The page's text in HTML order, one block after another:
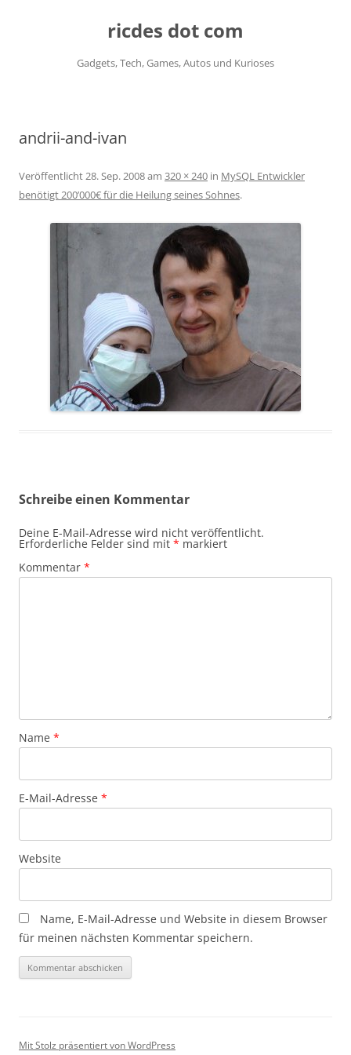
ricdes dot com
Gadgets, Tech, Games, Autos und Kurioses
andrii-and-ivan
Veröffentlicht28. Sep. 2008am 320 × 240 in MySQL Entwickler
benötigt 200’000€ für die Heilung seines Sohnes.
Schreibe einen Kommentar
Deine E-Mail-Adresse wird nicht veröffentlicht.
Erforderliche Felder sind mit * markiert
Kommentar *
Name *
E-Mail-Adresse *
Website
Name, E-Mail-Adresse und Website in diesem Browser
für meinen nächsten Kommentar speichern.
Mit Stolz präsentiert von WordPress